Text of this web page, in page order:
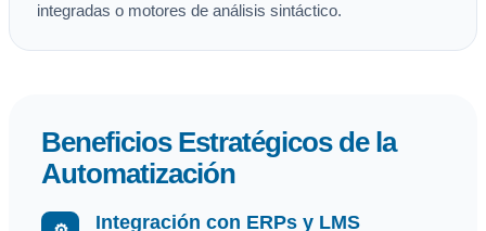
integradas o motores de análisis sintáctico.
Beneficios Estratégicos de la
Automatización
Integración con ERPs y LMS